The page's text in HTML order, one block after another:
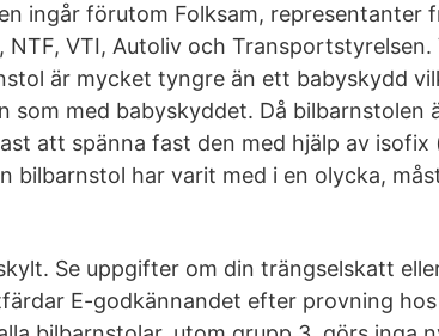
ingår förutom Folksam, representanter
NTF, VTI, Autoliv och
är mycket tyngre än ett babyskydd
som med babyskyddet. Då bilbarnstolen
att spänna fast den med hjälp av
bilbarnstol har varit med i en olycka,
Se uppgifter om din trängselskatt
E-godkännandet efter provning